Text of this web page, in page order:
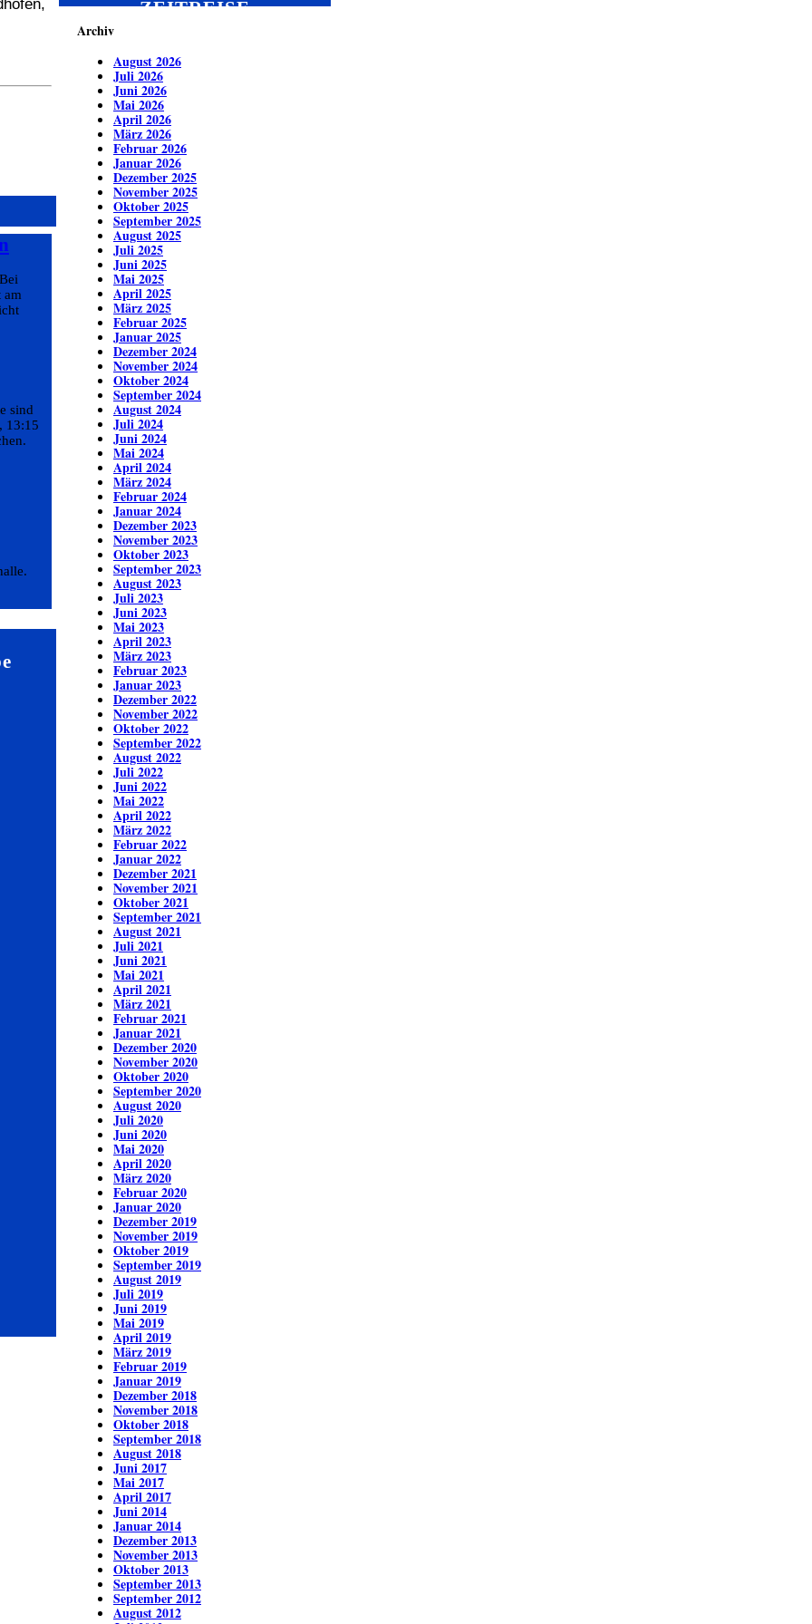
am
sind
13:15
ZEITREISE
Archiv
August 2026
Juli 2026
Juni 2026
Mai 2026
April 2026
März 2026
Februar 2026
Januar 2026
Dezember 2025
November 2025
Oktober 2025
September 2025
August 2025
Juli 2025
Juni 2025
Mai 2025
April 2025
März 2025
Februar 2025
Januar 2025
Dezember 2024
November 2024
Oktober 2024
September 2024
August 2024
Juli 2024
Juni 2024
Mai 2024
April 2024
März 2024
Februar 2024
Januar 2024
Dezember 2023
November 2023
Oktober 2023
September 2023
August 2023
Juli 2023
Juni 2023
Mai 2023
April 2023
März 2023
Februar 2023
Januar 2023
Dezember 2022
November 2022
Oktober 2022
September 2022
August 2022
Juli 2022
Juni 2022
Mai 2022
April 2022
März 2022
Februar 2022
Januar 2022
Dezember 2021
November 2021
Oktober 2021
September 2021
August 2021
Juli 2021
Juni 2021
Mai 2021
April 2021
März 2021
Februar 2021
Januar 2021
Dezember 2020
November 2020
Oktober 2020
September 2020
August 2020
Juli 2020
Juni 2020
Mai 2020
April 2020
März 2020
Februar 2020
Januar 2020
Dezember 2019
November 2019
Oktober 2019
September 2019
August 2019
Juli 2019
Juni 2019
Mai 2019
April 2019
März 2019
Februar 2019
Januar 2019
Dezember 2018
November 2018
Oktober 2018
September 2018
August 2018
Juni 2017
Mai 2017
April 2017
Juni 2014
Januar 2014
Dezember 2013
November 2013
Oktober 2013
September 2013
September 2012
August 2012